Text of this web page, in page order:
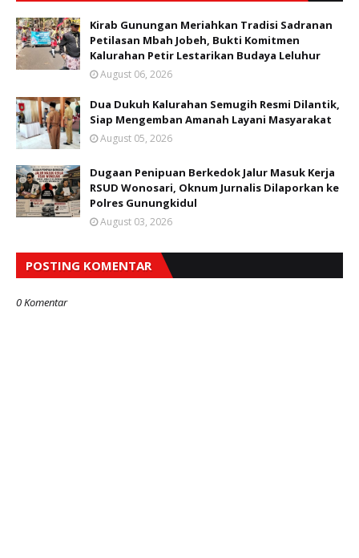
Kirab Gunungan Meriahkan Tradisi Sadranan
Petilasan Mbah Jobeh, Bukti Komitmen
Kalurahan Petir Lestarikan Budaya Leluhur
August 06, 2026
Dua Dukuh Kalurahan Semugih Resmi Dilantik,
Siap Mengemban Amanah Layani Masyarakat
August 05, 2026
Dugaan Penipuan Berkedok Jalur Masuk Kerja
RSUD Wonosari, Oknum Jurnalis Dilaporkan ke
Polres Gunungkidul
August 03, 2026
POSTING KOMENTAR
0 Komentar